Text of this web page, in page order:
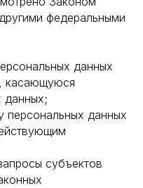
федеральными
данных
касающуюся
данных;
персональных данных
субъектов